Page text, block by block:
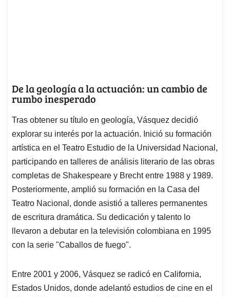
De la geología a la actuación: un cambio de
rumbo inesperado
Tras obtener su título en geología, Vásquez decidió
explorar su interés por la actuación. Inició su formación
artística en el Teatro Estudio de la Universidad Nacional,
participando en talleres de análisis literario de las obras
completas de Shakespeare y Brecht entre 1988 y 1989.
Posteriormente, amplió su formación en la Casa del
Teatro Nacional, donde asistió a talleres permanentes
de escritura dramática. Su dedicación y talento lo
llevaron a debutar en la televisión colombiana en 1995
con la serie "Caballos de fuego".
Entre 2001 y 2006, Vásquez se radicó en California,
Estados Unidos, donde adelantó estudios de cine en el